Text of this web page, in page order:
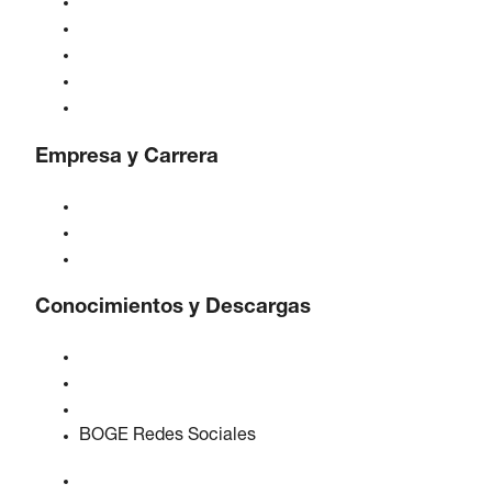
Empresa y Carrera
Conocimientos y Descargas
BOGE Redes Sociales